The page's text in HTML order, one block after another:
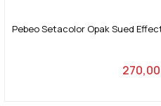
Pebeo Setacolor Opak Sued